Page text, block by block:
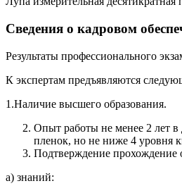
Сведения о кадровом
Результаты профессионального
К экспертам предъявляются
1.Наличие высшего образования.
Опыт работы не менее 2 лет в
пленок, но не ниже 4 уровня
Подтверждение прохождение
а) знаний: